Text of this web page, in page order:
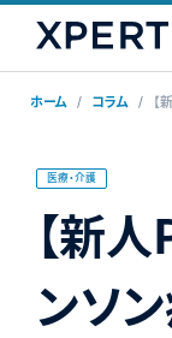
ホーム コラム
医療・介護
【新
ンソ